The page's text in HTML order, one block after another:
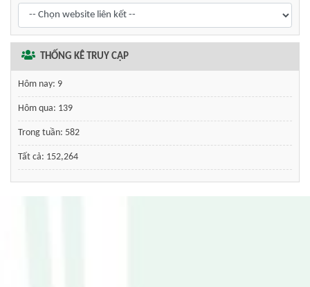
THỐNG KÊ TRUY CẬP
Hôm nay: 9
Hôm qua: 139
Trong tuần: 582
Tất cả: 152,264